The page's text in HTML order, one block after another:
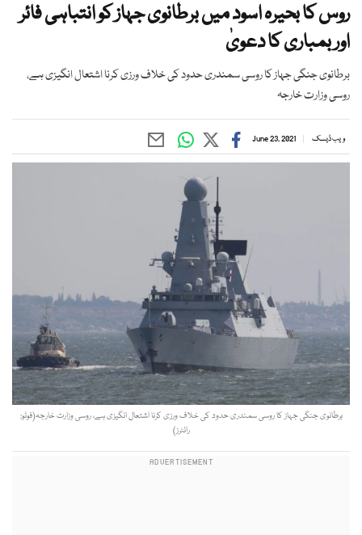
روس کا بحیرہ اسود میں برطانوی جہاز کو انتباہی فائر
اور بمباری کا دعویٰ
برطانوی جنگی جہاز کا روسی سمندری حدود کی خلاف ورزی کرنا اشتعال انگیزی ہے،
روسی وزارت خارجہ
ویب ڈیسک June 23, 2021
برطانوی جنگی جہاز کا روسی سمندری حدود کی خلاف ورزی کرنا اشتعال انگیزی ہے، روسی وزارت خارجہ(فوٹو:
رائٹرز)